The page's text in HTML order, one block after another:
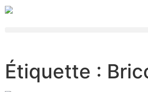
Étiquette :